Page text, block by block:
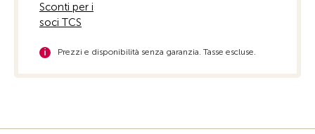
Sconti per i
soci TCS
Prezzi e disponibilità senza garanzia. Tasse escluse.